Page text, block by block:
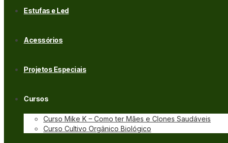
Estufas e Led
Acessórios
Projetos Especiais
Cursos
Curso Mike K – Como ter Mães e Clones Saudáveis
Curso Cultivo Orgânico Biológico